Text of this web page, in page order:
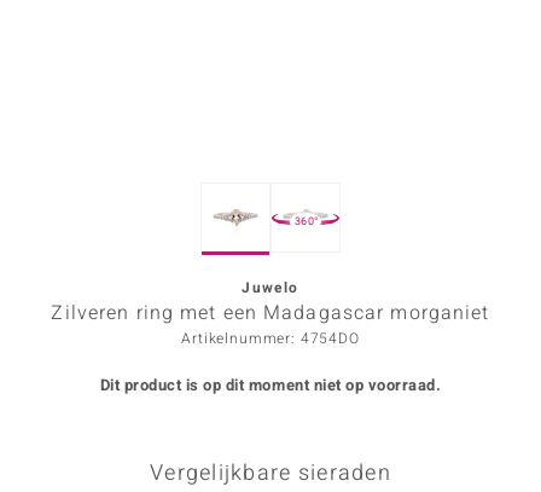
360°
Juwelo
Zilveren ring met een Madagascar morganiet
Artikelnummer: 4754DO
Dit product is op dit moment niet op voorraad.
Vergelijkbare sieraden